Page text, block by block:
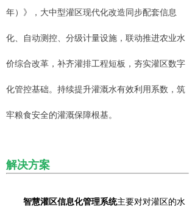
年）》，大中型灌区现代化改造同步配套信息
化、自动测控、分级计量设施，联动推进农业水
价综合改革，补齐灌排工程短板，夯实灌区数字
化管控基础。持续提升灌溉水有效利用系数，筑
牢粮食安全的灌溉保障根基。
解决方案
智慧灌区信息化管理系统主要对对灌区的水